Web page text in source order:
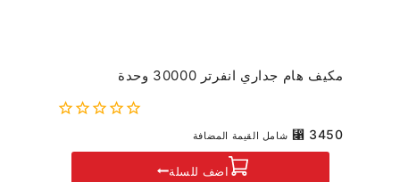
مكيف هام جداري انفرتر 30000 وحدة
⃁ 3450 شامل القيمة المضافة
اضف للسلة